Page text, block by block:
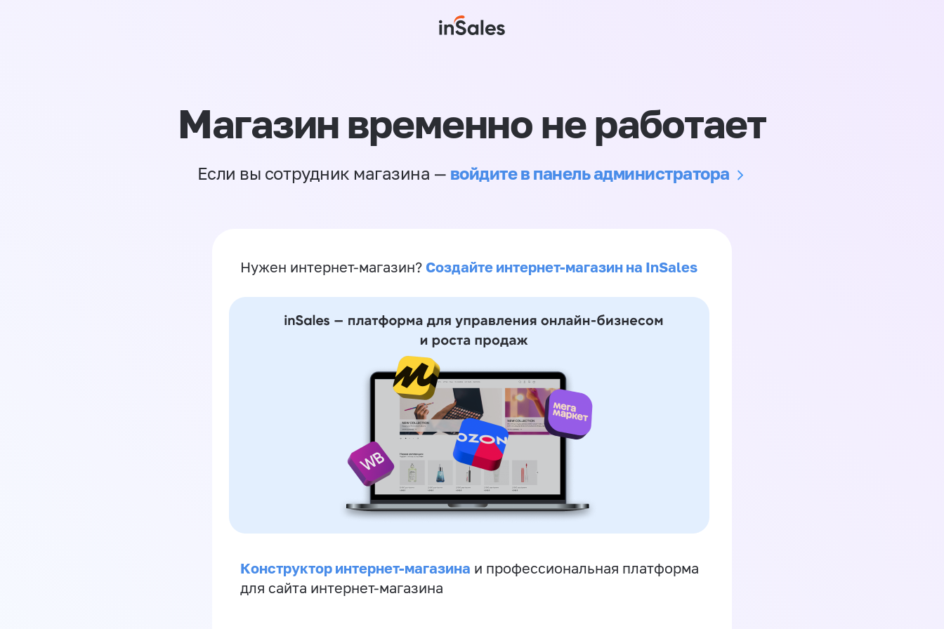
Магазин временно не работает
Если вы сотрудник магазина — войдите в панель администратора
Нужен интернет-магазин? Создайте интернет-магазин на InSales
Конструктор интернет-магазина и профессиональная платформа
для сайта интернет-магазина